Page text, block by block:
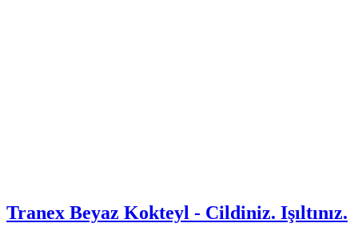
Tranex Beyaz Kokteyl - Cildiniz. Işıltınız.